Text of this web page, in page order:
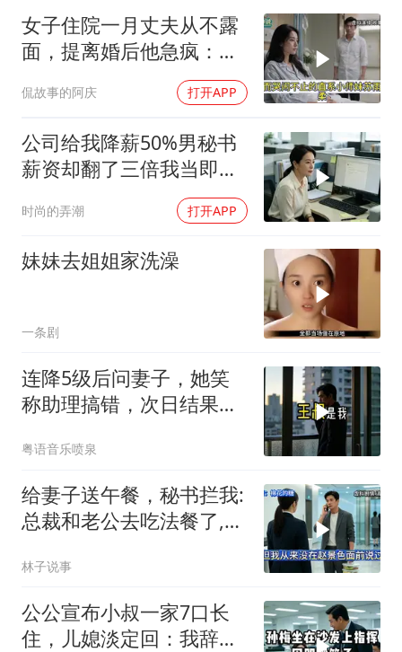
女子住院一月丈夫从不露
面，提离婚后他急疯：想
侃故事的阿庆 打开APP
公司给我降薪50%男秘书
薪资却翻了三倍我当即提
出离职。总裁妻子失控质
问
时尚的弄潮 打开APP
妹妹去姐姐家洗澡
一条剧
连降5级后问妻子，她笑
称助理搞错，次日结果惊
粤语音乐喷泉
给妻子送午餐，秘书拦我:
总裁和老公去吃法餐了,我
林子说事
公公宣布小叔一家7口长
住，儿媳淡定回：我辞职